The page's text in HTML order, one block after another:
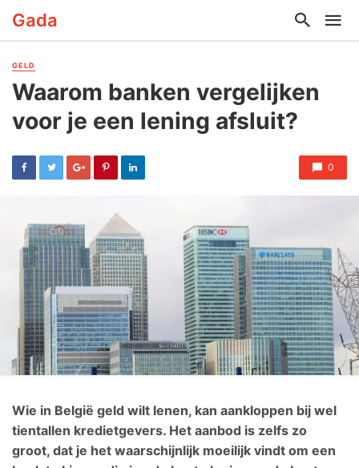
Gada
GELD
Waarom banken vergelijken
voor je een lening afsluit?
0
Wie in België geld wilt lenen, kan aankloppen bij wel
tientallen kredietgevers. Het aanbod is zelfs zo
groot, dat je het waarschijnlijk moeilijk vindt om een